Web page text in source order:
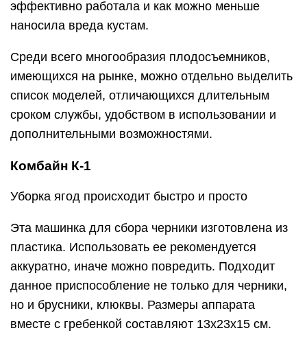
эффективно работала и как можно меньше
наносила вреда кустам.
Среди всего многообразия плодосъемников,
имеющихся на рынке, можно отдельно выделить
список моделей, отличающихся длительным
сроком службы, удобством в использовании и
дополнительными возможностями.
Комбайн К-1
Уборка ягод происходит быстро и просто
Эта машинка для сбора черники изготовлена из
пластика. Использовать ее рекомендуется
аккуратно, иначе можно повредить. Подходит
данное приспособление не только для черники,
но и брусники, клюквы. Размеры аппарата
вместе с гребенкой составляют 13x23x15 см.